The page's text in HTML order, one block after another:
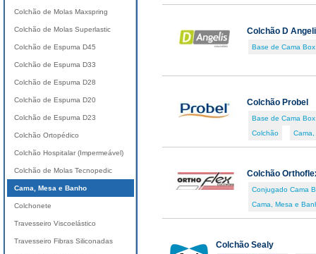
Colchão D
Base de Cama Box
Colchão Probel
Base de Cama Box
Colchão
Colchão
Conjugado Cama
Cama, Mesa e
Colchão Sealy
Colchão de Molas Maxspring
Colchão de Molas Superlastic
Colchão de Espuma D45
Colchão de Espuma D33
Colchão de Espuma D28
Colchão de Espuma D20
Colchão de Espuma D23
Colchão Ortopédico
Colchão Hospitalar (Impermeável)
Colchão de Molas Tecnopedic
Cama, Mesa e Banho
Colchonete
Travesseiro Viscoelástico
Travesseiro Fibras Siliconadas